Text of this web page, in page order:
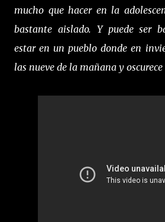
mucho que hacer en la
bastante aislado. Y puede ser
estar en un pueblo donde en
las nueve de la mañana y oscurece